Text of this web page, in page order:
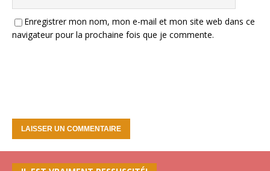
Enregistrer mon nom, mon e-mail et mon site web dans ce
navigateur pour la prochaine fois que je commente.